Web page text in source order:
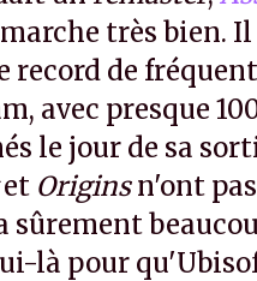
très bien. Il
record de
avec presque
le jour de sa
Originsn'ont pas
sûrement
là pour